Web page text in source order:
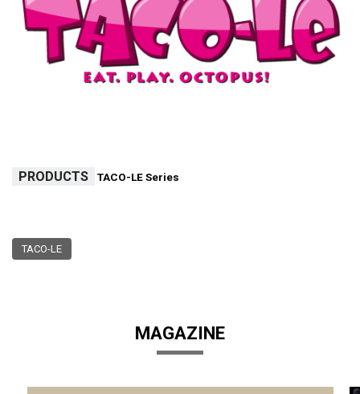
PRODUCTS TACO-LE Series
TACO-LE
MAGAZINE